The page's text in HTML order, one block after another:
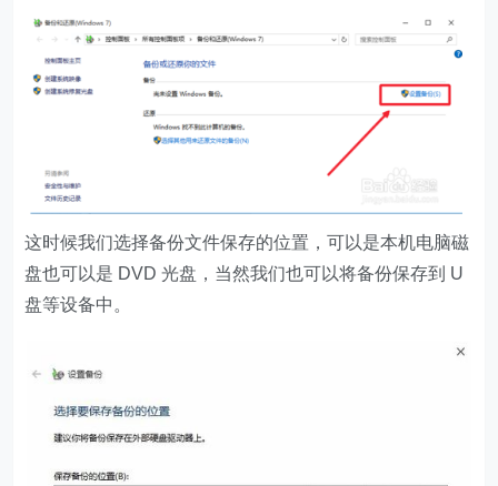
这时候我们选择备份文件保存的位置，可以是本机电脑磁
盘也可以是 DVD 光盘，当然我们也可以将备份保存到 U
盘等设备中。